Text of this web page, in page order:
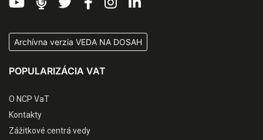
Archívna verzia VEDA NA DOSAH
POPULARIZÁCIA VAT
O NCP VaT
Kontakty
Zážitkové centrá vedy